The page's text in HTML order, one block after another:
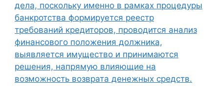
дела, поскольку именно в рамках процедуры
банкротства формируется реестр
требований кредиторов, проводится анализ
финансового положения должника,
выявляется имущество и принимаются
решения, напрямую влияющие на
возможность возврата денежных средств.